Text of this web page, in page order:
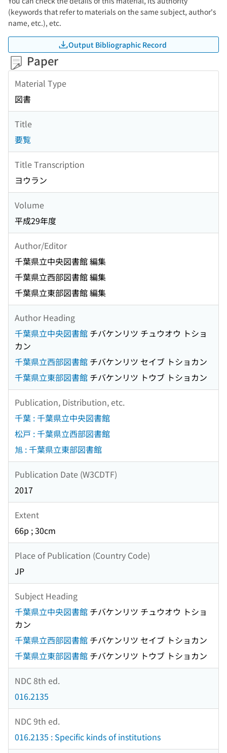
(keywords that refer to materials on the same subject, author's
name, etc.), etc.
Output Bibliographic Record
Paper
Material Type
図書
Title
要覧
Title Transcription
ヨウラン
Volume
平成29年度
Author/Editor
千葉県立中央図書館 編集
千葉県立西部図書館 編集
千葉県立東部図書館 編集
Author Heading
千葉県立中央図書館 チバケンリツ チュウオウ トショ
カン
千葉県立西部図書館 チバケンリツ セイブ トショカン
千葉県立東部図書館 チバケンリツ トウブ トショカン
Publication, Distribution, etc.
千葉 : 千葉県立中央図書館
松戸 : 千葉県立西部図書館
旭 : 千葉県立東部図書館
Publication Date (W3CDTF)
2017
Extent
66p ; 30cm
Place of Publication (Country Code)
JP
Subject Heading
千葉県立中央図書館 チバケンリツ チュウオウ トショ
カン
千葉県立西部図書館 チバケンリツ セイブ トショカン
千葉県立東部図書館 チバケンリツ トウブ トショカン
NDC 8th ed.
016.2135
NDC 9th ed.
016.2135 : Specific kinds of institutions